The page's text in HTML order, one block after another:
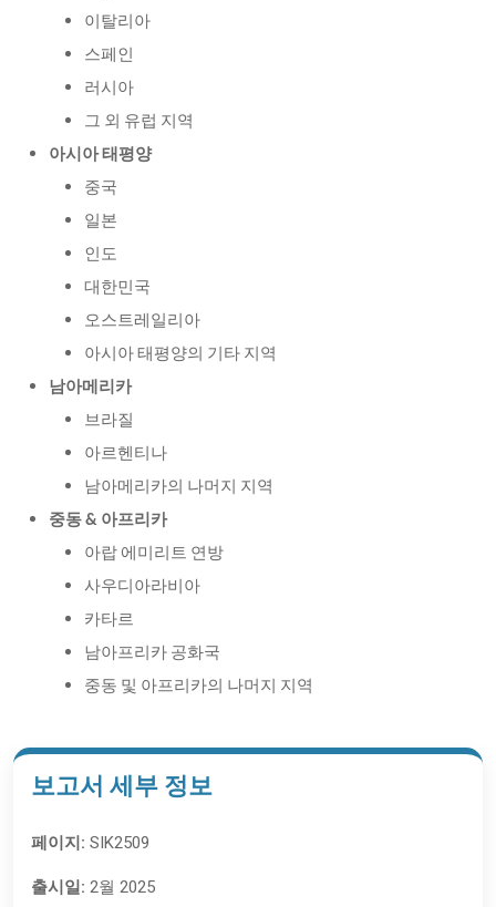
이탈리아
스페인
러시아
그 외 유럽 지역
아시아 태평양
중국
일본
인도
대한민국
오스트레일리아
아시아 태평양의 기타 지역
남아메리카
브라질
아르헨티나
남아메리카의 나머지 지역
중동 & 아프리카
아랍 에미리트 연방
사우디아라비아
카타르
남아프리카 공화국
중동 및 아프리카의 나머지 지역
보고서 세부 정보
페이지: SIK2509
출시일: 2월 2025